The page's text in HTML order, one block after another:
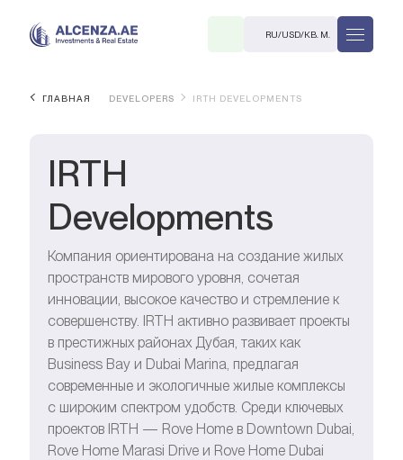
RU/USD/КВ. М.
ГЛАВНАЯ DEVELOPERS IRTH DEVELOPMENTS
IRTH
Developments
Компания ориентирована на создание жилых
пространств мирового уровня, сочетая
инновации, высокое качество и стремление к
совершенству. IRTH активно развивает проекты
в престижных районах Дубая, таких как
Business Bay и Dubai Marina, предлагая
современные и экологичные жилые комплексы
с широким спектром удобств. Среди ключевых
проектов IRTH — Rove Home в Downtown Dubai,
Rove Home Marasi Drive и Rove Home Dubai